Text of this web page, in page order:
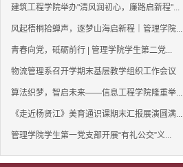
建筑工程学院举办"清风润初心，廉路启新程"...
风起梧桐拾蝉声，逐梦山海启新程｜管理学院...
青春向党，砥砺前行 | 管理学院学生第二党...
物流管理系召开学期末基层教学组织工作会议
算法织梦，智启未来——信息工程学院隆重举...
《走近杨贤江》美育通识课期末汇报展演圆满...
管理学院学生第一党支部开展“有礼公交”义...